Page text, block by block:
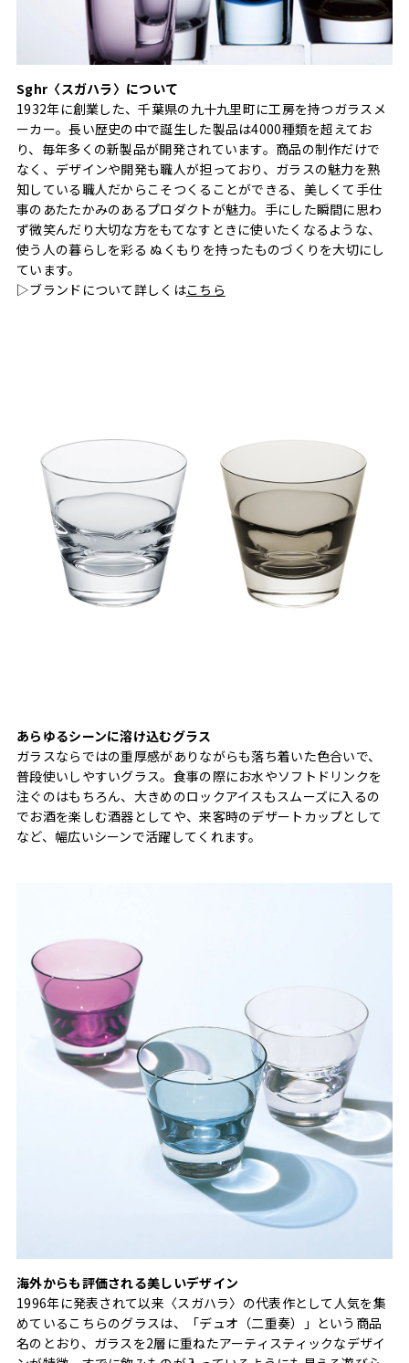
Sghr〈スガハラ〉について
1932年に創業した、千葉県の九十九里町に工房を持つガラスメ
ーカー。長い歴史の中で誕生した製品は4000種類を超えてお
り、毎年多くの新製品が開発されています。商品の制作だけで
なく、デザインや開発も職人が担っており、ガラスの魅力を熟
知している職人だからこそつくることができる、美しくて手仕
事のあたたかみのあるプロダクトが魅力。手にした瞬間に思わ
ず微笑んだり大切な方をもてなすときに使いたくなるような、
使う人の暮らしを彩る ぬくもりを持ったものづくりを大切にし
ています。
▷ブランドについて詳しくはこちら
あらゆるシーンに溶け込むグラス
ガラスならではの重厚感がありながらも落ち着いた色合いで、
普段使いしやすいグラス。食事の際にお水やソフトドリンクを
注ぐのはもちろん、大きめのロックアイスもスムーズに入るの
でお酒を楽しむ酒器としてや、来客時のデザートカップとして
など、幅広いシーンで活躍してくれます。
海外からも評価される美しいデザイン
1996年に発表されて以来〈スガハラ〉の代表作として人気を集
めているこちらのグラスは、「デュオ（二重奏）」という商品
名のとおり、ガラスを2層に重ねたアーティスティックなデザイ